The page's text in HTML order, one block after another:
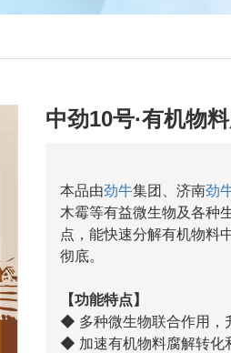
中劲10号·有机物
本品由劲牛集团、济南劲
木霉等有益微生物及各种
点，能快速分解有机物料
彻底。
【功能特点】
◆ 多种微生物联合作用，
◆ 加速有机物料腐解转化